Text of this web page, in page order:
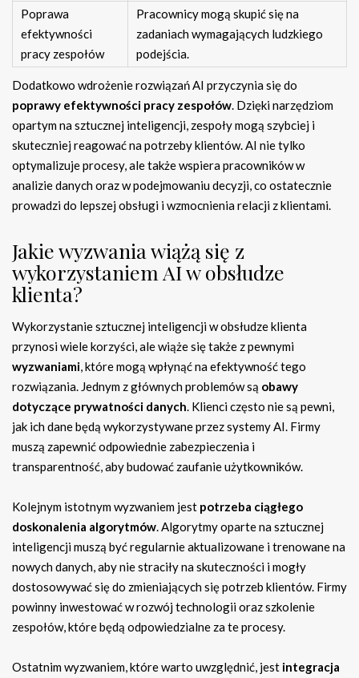
Poprawa
efektywności
pracy zespołów
Pracownicy mogą skupić się na
zadaniach wymagających ludzkiego
podejścia.
Dodatkowo wdrożenie rozwiązań AI przyczynia się do
poprawy efektywności pracy zespołów. Dzięki narzędziom
opartym na sztucznej inteligencji, zespoły mogą szybciej i
skuteczniej reagować na potrzeby klientów. AI nie tylko
optymalizuje procesy, ale także wspiera pracowników w
analizie danych oraz w podejmowaniu decyzji, co ostatecznie
prowadzi do lepszej obsługi i wzmocnienia relacji z klientami.
Jakie wyzwania wiążą się z
wykorzystaniem AI w obsłudze
klienta?
Wykorzystanie sztucznej inteligencji w obsłudze klienta
przynosi wiele korzyści, ale wiąże się także z pewnymi
wyzwaniami, które mogą wpłynąć na efektywność tego
rozwiązania. Jednym z głównych problemów są obawy
dotyczące prywatności danych. Klienci często nie są pewni,
jak ich dane będą wykorzystywane przez systemy AI. Firmy
muszą zapewnić odpowiednie zabezpieczenia i
transparentność, aby budować zaufanie użytkowników.
Kolejnym istotnym wyzwaniem jest potrzeba ciągłego
doskonalenia algorytmów. Algorytmy oparte na sztucznej
inteligencji muszą być regularnie aktualizowane i trenowane na
nowych danych, aby nie straciły na skuteczności i mogły
dostosowywać się do zmieniających się potrzeb klientów. Firmy
powinny inwestować w rozwój technologii oraz szkolenie
zespołów, które będą odpowiedzialne za te procesy.
Ostatnim wyzwaniem, które warto uwzględnić, jest integracja